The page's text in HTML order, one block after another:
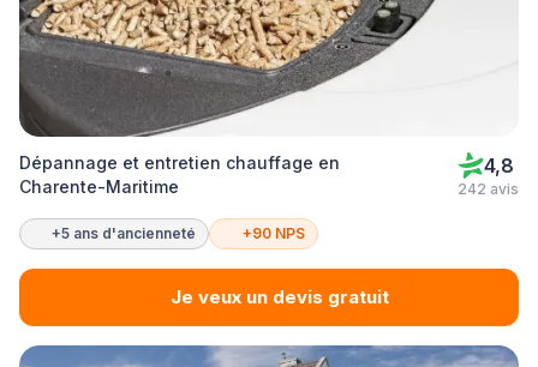
Dépannage et entretien chauffage en
Charente-Maritime
4,8
242 avis
+5 ans d'ancienneté +90 NPS
Je veux un devis gratuit